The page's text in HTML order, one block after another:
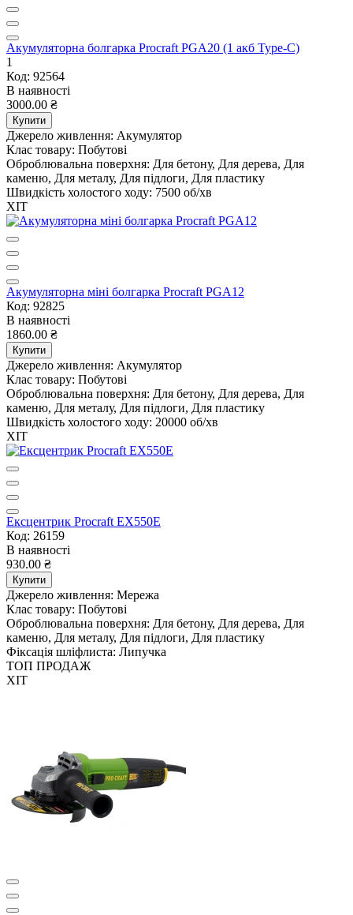
Акумуляторна болгарка Procraft PGA20 (1 акб Type-C)
1
Код: 92564
В наявності
3000.00 ₴
Купити
Джерело живлення: Акумулятор
Клас товару: Побутові
Оброблювальна поверхня: Для бетону, Для дерева, Для
каменю, Для металу, Для підлоги, Для пластику
Швидкість холостого ходу: 7500 об/хв
ХІТ
Акумуляторна міні болгарка Procraft PGA12
Код: 92825
В наявності
1860.00 ₴
Купити
Джерело живлення: Акумулятор
Клас товару: Побутові
Оброблювальна поверхня: Для бетону, Для дерева, Для
каменю, Для металу, Для підлоги, Для пластику
Швидкість холостого ходу: 20000 об/хв
ХІТ
Ексцентрик Procraft EX550E
Код: 26159
В наявності
930.00 ₴
Купити
Джерело живлення: Мережа
Клас товару: Побутові
Оброблювальна поверхня: Для бетону, Для дерева, Для
каменю, Для металу, Для підлоги, Для пластику
Фіксація шліфлиста: Липучка
ТОП ПРОДАЖ
ХІТ